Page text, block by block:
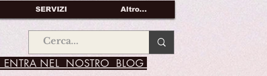
SERVIZI Altro...
ENTRA NEL NOSTRO BLOG